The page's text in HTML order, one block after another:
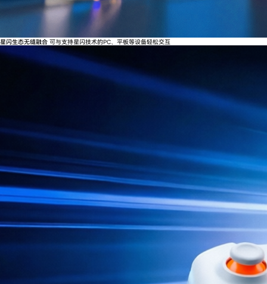
星闪生态无缝融合 可与支持星闪技术的PC、平板等设备轻松交互